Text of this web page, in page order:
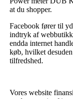
at du shopper.
Facebook fører til
indtryk af
endda internet
køb, hvilket
tilfredshed.
Vores website